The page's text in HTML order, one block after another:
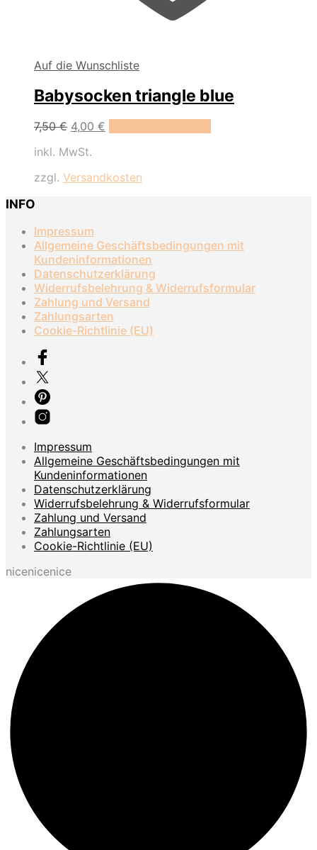
Auf die Wunschliste
Babysocken triangle blue
7,50€ 4,00 €
können
auf
Produktseite
gewählt
inkl. MwSt.
zzgl. Versandkosten
INFO
Impressum
Allgemeine Geschäftsbedingungen mit
Kundeninformationen
Datenschutzerklärung
Widerrufsbelehrung & Widerrufsformular
Zahlung und Versand
Zahlungsarten
Cookie-Richtlinie (EU)
Impressum
Allgemeine Geschäftsbedingungen mit
Kundeninformationen
Datenschutzerklärung
Widerrufsbelehrung & Widerrufsformular
Zahlung und Versand
Zahlungsarten
Cookie-Richtlinie (EU)
nicenicenice